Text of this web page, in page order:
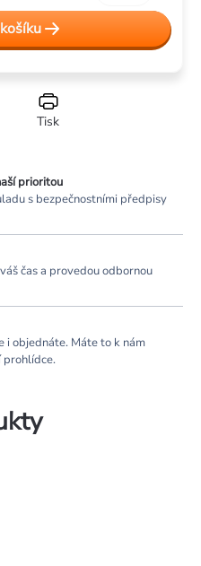
Tisk
prioritou
s bezpečnostními předpisy
čas a provedou odbornou
i objednáte. Máte to k nám
prohlídce.